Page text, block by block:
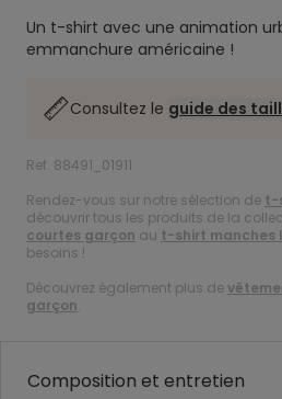
Un t-shirt avec une animation
emmanchure américaine !
Consultez le guide des
Ref. 88491_01911
Rendez-vous sur notre sélection de t-
découvrir tous les produits de la
courtes garçon au t-shirt manches
besoins !
Découvrez également plus de
garçon.
Composition et entretien